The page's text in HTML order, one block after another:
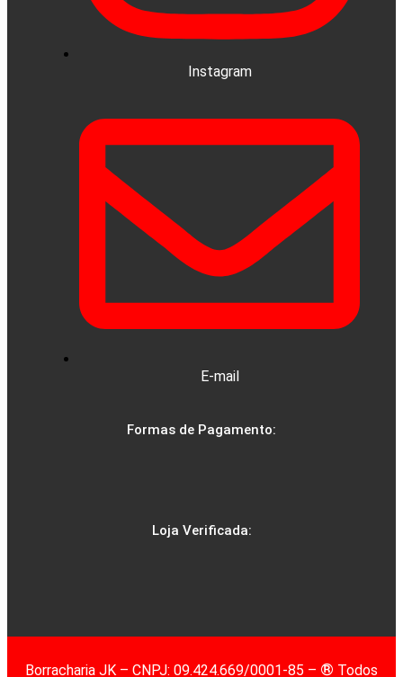
Instagram
E-mail
Formas de Pagamento:
Loja Verificada:
Borracharia JK – CNPJ: 09.424.669/0001-85 – ® Todos